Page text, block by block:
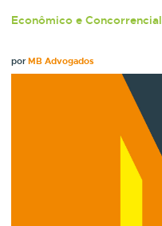
Econômico e Concorrencial
porMB Advogados